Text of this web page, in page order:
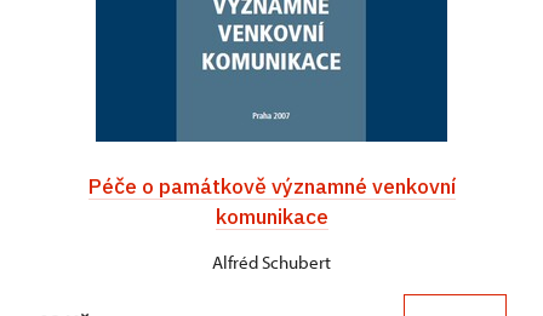
Péče o památkově významné venkovní
komunikace
Alfréd Schubert